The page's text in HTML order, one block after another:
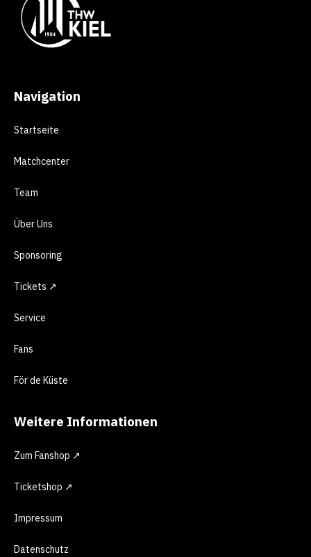
Navigation
Startseite
Matchcenter
Team
Über Uns
Sponsoring
Tickets ↗
Service
Fans
För de Küste
Weitere Informationen
Zum Fanshop ↗
Ticketshop ↗
Impressum
Datenschutz